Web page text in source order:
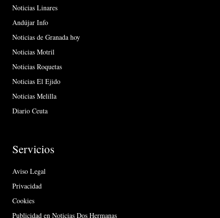
Noticias Linares
Andújar Info
Noticias de Granada hoy
Noticias Motril
Noticias Roquetas
Noticias El Ejido
Noticias Melilla
Diario Ceuta
Servicios
Aviso Legal
Privacidad
Cookies
Publicidad en Noticias Dos Hermanas